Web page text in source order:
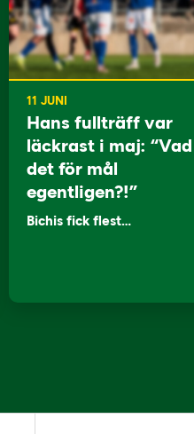
11 JUNI
Hans fullträff var
läckrast i maj:
det för mål
egentligen?!”
Bichis fick flest…